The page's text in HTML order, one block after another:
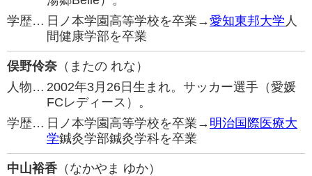
学歴… 日ノ本学園高等学校を卒業→愛知東邦大学 人
間健康学部を卒業
俣野伶奈 （またの れな）
人物… 2002年3月26日生まれ。サッカー選手（愛媛
FCレディース）。
学歴… 日ノ本学園高等学校を卒業→ 明治国際医療大
学鍼灸学部鍼灸学科を卒業
中山裕香 （なかやま ゆか）